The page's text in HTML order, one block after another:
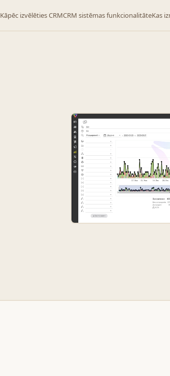
Kāpēc izvēlēties CRMCRM sistēmas funkcionalitāteKas